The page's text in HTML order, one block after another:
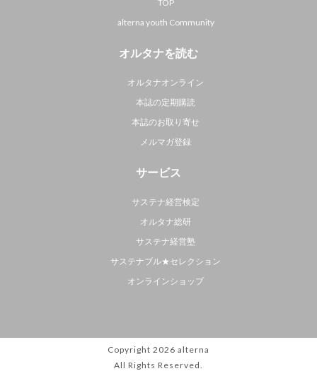
TOP
alterna youth Community
オルタナを読む
オルタナオンライン
本誌の定期購読
本誌のお取り寄せ
メルマガ登録
サービス
サステナ経営検定
オルタナ総研
サステナ経営塾
サステナブル★セレクション
オンラインショップ
Copyright 2026 alterna
All Rights Reserved.